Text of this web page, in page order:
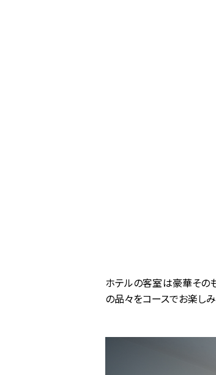
ホテルの客室は豪華その
の品々をコースでお楽し